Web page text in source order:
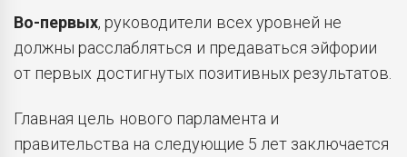
Во-первых, руководители всех уровней не
должны расслабляться и предаваться эйфории
от первых достигнутых позитивных результатов.
Главная цель нового парламента и
правительства на следующие 5 лет заключается